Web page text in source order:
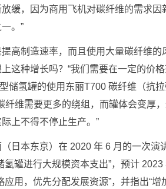
缓，因为商用飞机对碳纤维的需求
。”
高制造速率，而且使用大量碳纤维
这种增长吗？“我们需要在一定的价
储氢罐的使用东丽T700 碳纤维（抗
纤维需要更多的绕组，而罐体会变厚
上不得不停止生产。”
日本东京）在 2020 年 6 月的一次演
氢罐进行大规模资本支出”，预计
用，优先分配发展资源”，并指出“